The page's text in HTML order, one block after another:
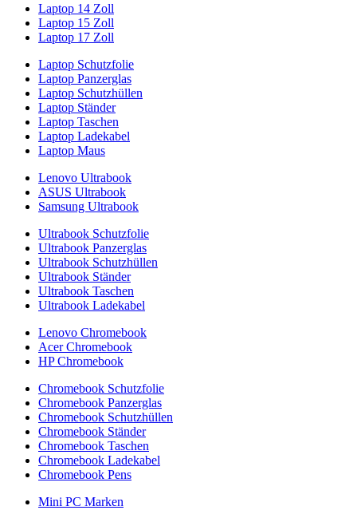
Laptop 14 Zoll
Laptop 15 Zoll
Laptop 17 Zoll
Laptop Schutzfolie
Laptop Panzerglas
Laptop Schutzhüllen
Laptop Ständer
Laptop Taschen
Laptop Ladekabel
Laptop Maus
Lenovo Ultrabook
ASUS Ultrabook
Samsung Ultrabook
Ultrabook Schutzfolie
Ultrabook Panzerglas
Ultrabook Schutzhüllen
Ultrabook Ständer
Ultrabook Taschen
Ultrabook Ladekabel
Lenovo Chromebook
Acer Chromebook
HP Chromebook
Chromebook Schutzfolie
Chromebook Panzerglas
Chromebook Schutzhüllen
Chromebook Ständer
Chromebook Taschen
Chromebook Ladekabel
Chromebook Pens
Mini PC Marken